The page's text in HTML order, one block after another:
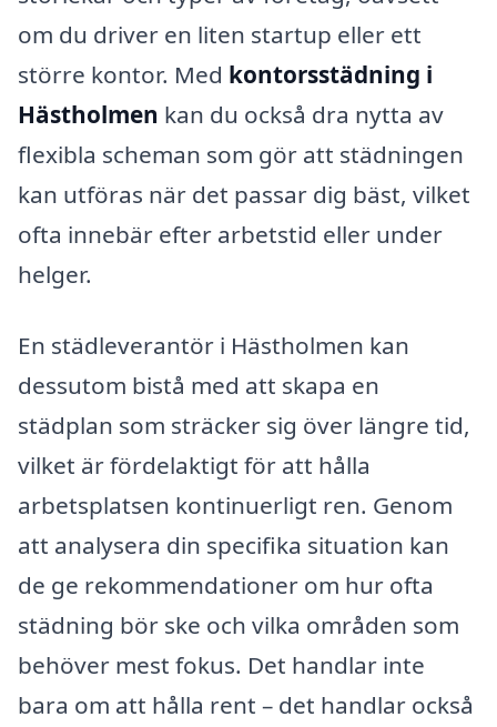
om du driver en liten startup eller ett
större kontor. Med kontorsstädning i
Hästholmen kan du också dra nytta av
flexibla scheman som gör att städningen
kan utföras när det passar dig bäst, vilket
ofta innebär efter arbetstid eller under
helger.
En städleverantör i Hästholmen kan
dessutom bistå med att skapa en
städplan som sträcker sig över längre tid,
vilket är fördelaktigt för att hålla
arbetsplatsen kontinuerligt ren. Genom
att analysera din specifika situation kan
de ge rekommendationer om hur ofta
städning bör ske och vilka områden som
behöver mest fokus. Det handlar inte
bara om att hålla rent – det handlar också